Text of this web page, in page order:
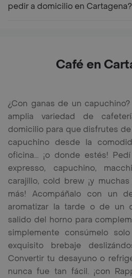
pedir a domicilio en Cartagena?
Café en
¿Con ganas de un
amplia variedad de
domicilio para que disfrutes
capuchino desde la
oficina... ¡o donde estés!
expresso, capuchino,
carajillo, cold brew ¡y
más! Acompáñalo con un
aromatizar la tarde o de un
salido del horno para
simplemente consúmelo
exquisito brebaje
Convertir tu desayuno o
nunca fue tan fácil. ¡con